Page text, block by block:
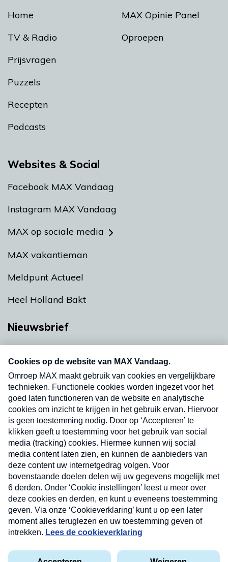
Home
TV & Radio
Prijsvragen
Puzzels
Recepten
Podcasts
MAX Opinie Panel
Oproepen
Websites & Social
Facebook MAX Vandaag
Instagram MAX Vandaag
MAX op sociale media
MAX vakantieman
Meldpunt Actueel
Heel Holland Bakt
Nieuwsbrief
nieuwsbrief. Elke vrijdag- en dinsdagochtend in
uw mailbox.
Verzend
Privacyverklaring
Cookieverklaring
Nieuwsbrief
Neem hier een gratis abonnement op onze
nieuwsbrief. Elke vrijdag- en dinsdagochtend in uw